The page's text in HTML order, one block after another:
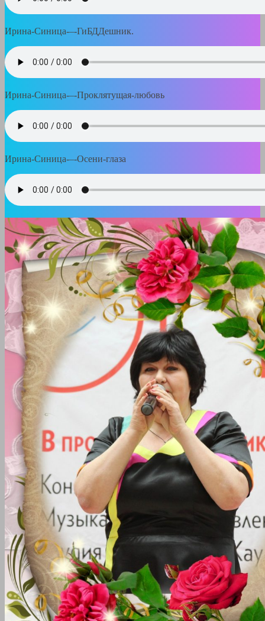
Ирина-Синица-–-ГиБДДешник.
Ирина-Синица-–-Проклятущая-любовь
Ирина-Синица-–-Осени-глаза